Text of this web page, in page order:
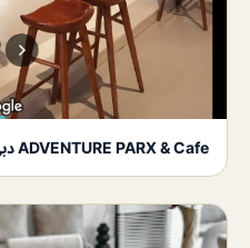
ADVENTURE PARX & Cafe دبي (الاسعار + المنيو + الموقع)